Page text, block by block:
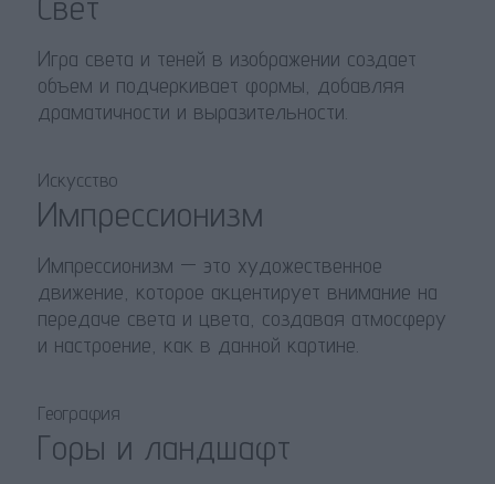
Игра света и теней в изображении создает
объем и подчеркивает формы, добавляя
драматичности и выразительности.
Искусство
Импрессионизм
Импрессионизм — это художественное
движение, которое акцентирует внимание на
передаче света и цвета, создавая атмосферу
и настроение, как в данной картине.
География
Горы и ландшафт